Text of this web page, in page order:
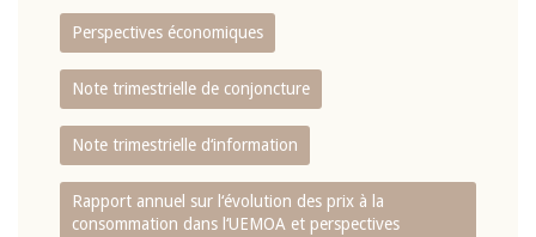
Perspectives économiques
Note trimestrielle de conjoncture
Note trimestrielle d‘information
Rapport annuel sur l‘évolution des prix à la
consommation dans l‘UEMOA et perspectives